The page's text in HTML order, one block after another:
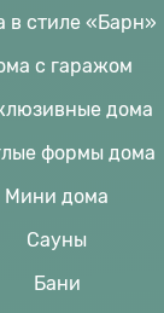
в стиле «Барн»
с гаражом
дома
формы дома
Мини дома
Сауны
Бани